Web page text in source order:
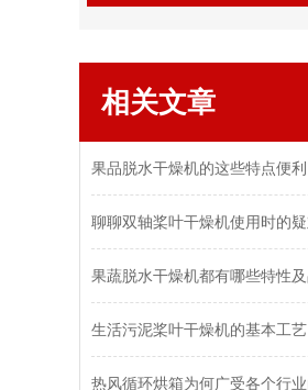
相关文章
生活污泥桨叶干燥机的基本工艺